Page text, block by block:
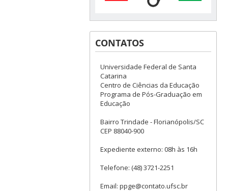
CONTATOS
Universidade Federal de Santa
Catarina
Centro de Ciências da Educação
Programa de Pós-Graduação em
Educação
Bairro Trindade - Florianópolis/SC
CEP 88040-900
Expediente externo: 08h às 16h
Telefone: (48) 3721-2251
Email: ppge@contato.ufsc.br